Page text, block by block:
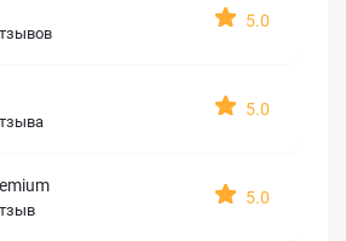
5.0
5.0
5.0